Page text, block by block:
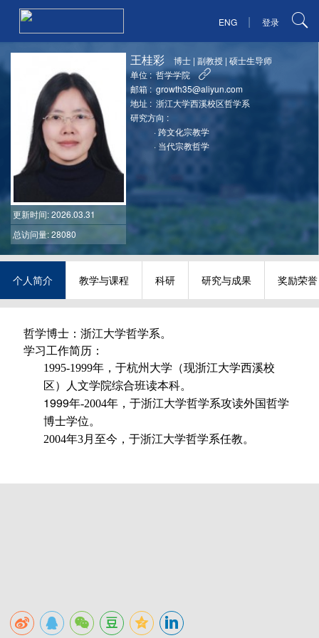
ENG | 登录
更新时间: 2026.03.31
总访问量: 28080
王桂彩 博士 |副教授 |硕士生导师
单位 : 哲学学院
邮箱 : growth35@aliyun.com
地址 : 浙江大学西溪校区哲学系
研究方向 :
·跨文化宗教学
· 当代宗教哲学
个人简介 教学与课程 科研 研究与成果 奖励荣誉
哲学博士：浙江大学哲学系。
学习工作简历：
1995-1999年，于杭州大学（现浙江大学西溪校
区）人文学院综合班读本科。
1999年-2004年，于浙江大学哲学系攻读外国哲学
博士学位。
2004年3月至今，于浙江大学哲学系任教。